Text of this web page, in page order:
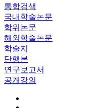
통합검색
국내학술논문
학위논문
해외학술논문
학술지
단행본
연구보고서
공개강의